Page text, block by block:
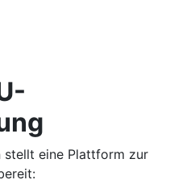
stellt eine Plattform zur